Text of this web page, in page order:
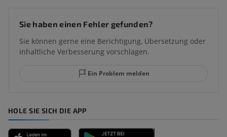
Sie haben einen Fehler gefunden?
Sie können gerne eine Berichtigung, Übersetzung oder
inhaltliche Verbesserung vorschlagen.
Ein Problem melden
HOLE SIE SICH DIE APP